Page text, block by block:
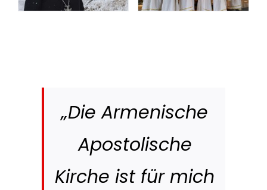
„Die Armenische
Apostolische
Kirche ist für mich